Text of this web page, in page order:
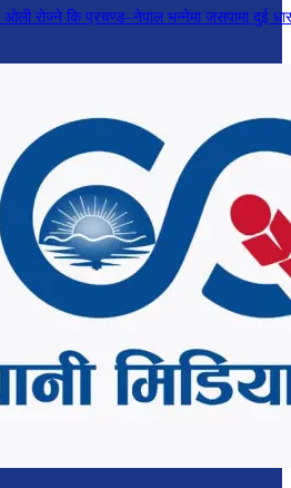
रोज्ने कि प्रचण्ड–नेपाल भन्नेमा जसपामा दुई धार